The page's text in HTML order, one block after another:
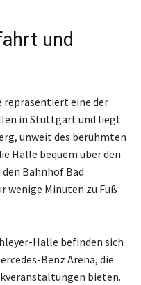
und
repräsentiert eine der
in Stuttgart und liegt
unweit des berühmten
Halle bequem über den
Bahnhof Bad
wenige Minuten zu Fuß
Halle befinden sich
Benz Arena, die
bieten.